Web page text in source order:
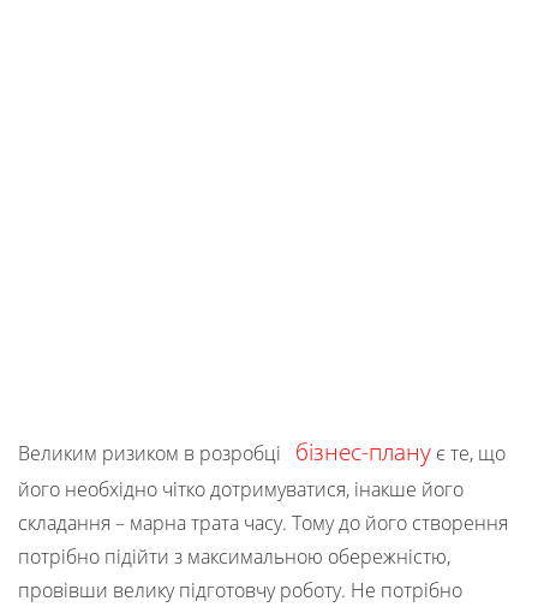
Великим ризиком в розробці бізнес-плану є те, що
його необхідно чітко дотримуватися, інакше його
складання – марна трата часу. Тому до його створення
потрібно підійти з максимальною обережністю,
провівши велику підготовчу роботу. Не потрібно